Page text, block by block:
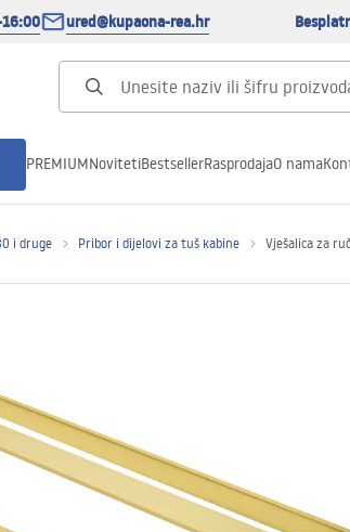
ured@kupaona-rea.hr
PREMIUMNovitetiBestsellerRasprodajaO nama
i druge Pribor i dijelovi za tuš kabine Vješalica za